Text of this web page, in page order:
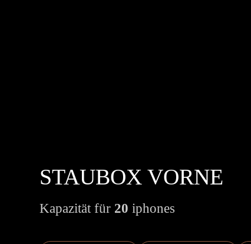
STAUBOX VORNE
Kapazität für 20 iphones